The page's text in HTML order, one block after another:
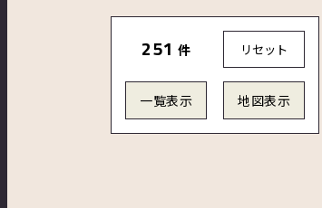
251 件 リセット
一覧表示 地図表示